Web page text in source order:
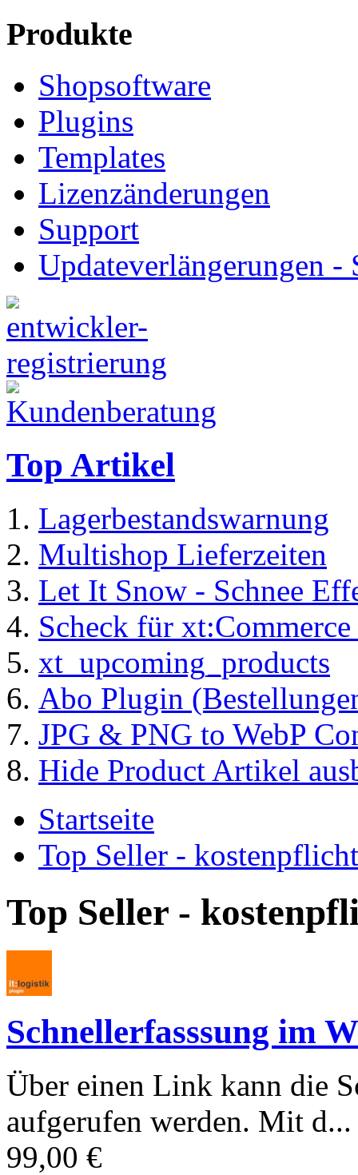
Produkte
Shopsoftware
Plugins
Templates
Lizenzänderungen
Support
Updateverlängerungen -
Top Artikel
Lagerbestandswarnung
Multishop Lieferzeiten
Let It Snow - Schnee
Scheck für
xt_upcoming_products
Abo Plugin
JPG & PNG to WebP
Hide Product Artikel
Startseite
Top Seller -
Top Seller -
Schnellerfasssung im
Über einen Link kann die
aufgerufen werden. Mit d...
99,00 €